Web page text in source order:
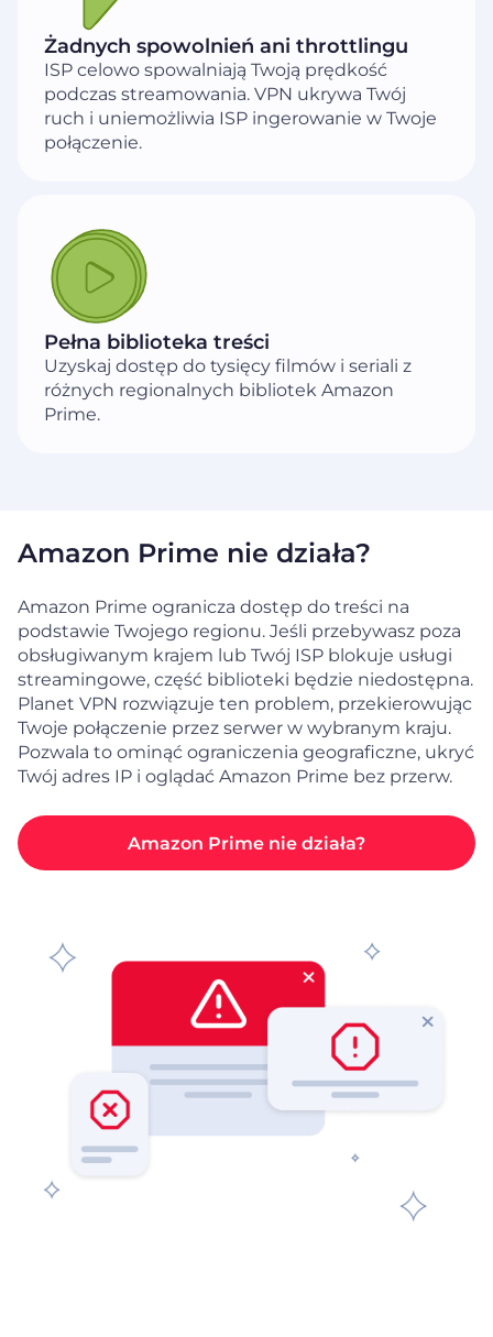
Żadnych spowolnień ani throttlingu
ISP celowo spowalniają Twoją prędkość
podczas streamowania. VPN ukrywa Twój
ruch i uniemożliwia ISP ingerowanie w Twoje
połączenie.
Pełna biblioteka treści
Uzyskaj dostęp do tysięcy filmów i seriali z
różnych regionalnych bibliotek Amazon
Prime.
Amazon Prime nie działa?
Amazon Prime ogranicza dostęp do treści na
podstawie Twojego regionu. Jeśli przebywasz poza
obsługiwanym krajem lub Twój ISP blokuje usługi
streamingowe, część biblioteki będzie niedostępna.
Planet VPN rozwiązuje ten problem, przekierowując
Twoje połączenie przez serwer w wybranym kraju.
Pozwala to ominąć ograniczenia geograficzne, ukryć
Twój adres IP i oglądać Amazon Prime bez przerw.
Amazon Prime nie działa?